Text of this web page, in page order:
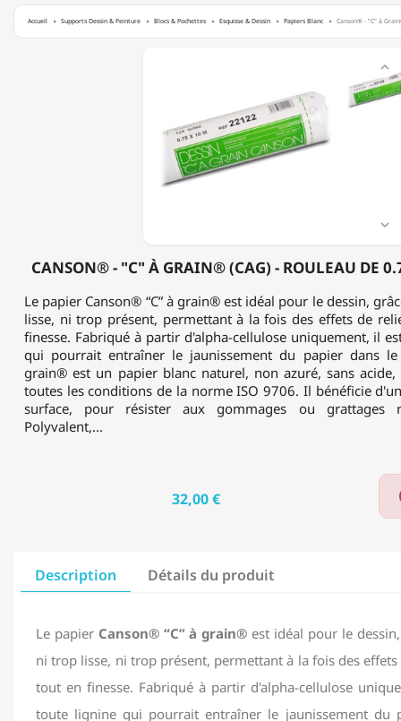
Accueil Supports Dessin & Peinture Blocs & Pochettes Esquisse & Dessin Papiers Blanc Canson® - "C" à
125
G/M²
CANSON® - "C" À GRAIN® (CAG) - ROULEAU DE


Le papier Canson® “C” à grain® est idéal pour le dessin,
lisse, ni trop présent, permettant à la fois des effets de
finesse. Fabriqué à partir d'alpha-cellulose uniquement, il
qui pourrait entraîner le jaunissement du papier dans le
grain® est un papier blanc naturel, non azuré, sans
toutes les conditions de la norme ISO 9706. Il bénéficie
surface, pour résister aux gommages ou grattages
Polyvalent,...
32,00 €
Description Détails du produit
Le papier Canson® “C” à grain® est idéal pour le
ni trop lisse, ni trop présent, permettant à la fois des
tout en finesse. Fabriqué à partir d'alpha-cellulose
toute lignine qui pourrait entraîner le jaunissement du